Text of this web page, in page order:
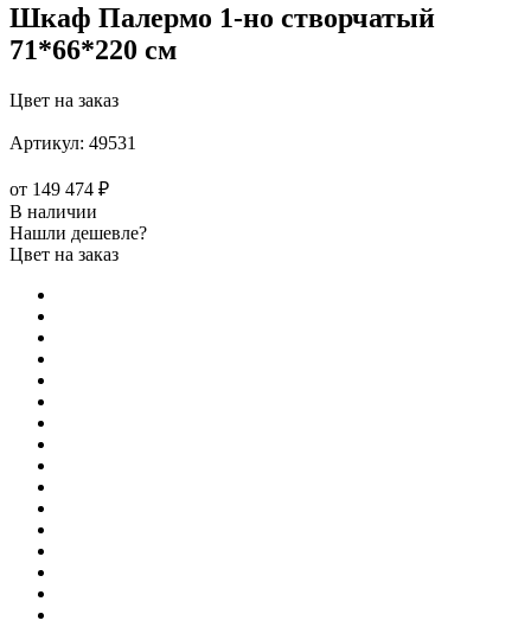
Шкаф Палермо 1-но створчатый
71*66*220 см
Цвет на заказ
Артикул: 49531
от 149 474 ₽
В наличии
Нашли дешевле?
Цвет на заказ